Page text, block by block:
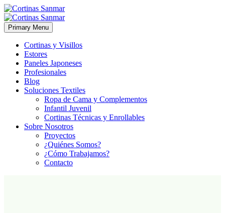
Primary Menu
Cortinas y Visillos
Estores
Paneles Japoneses
Profesionales
Blog
Soluciones Textiles
Ropa de Cama y Complementos
Infantil Juvenil
Cortinas Técnicas y Enrollables
Sobre Nosotros
Proyectos
¿Quiénes Somos?
¿Cómo Trabajamos?
Contacto